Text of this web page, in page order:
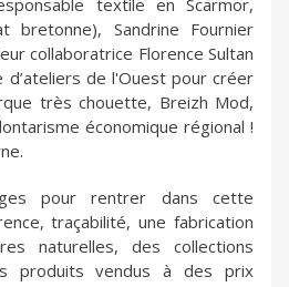
textile en Scarmor,
bretonne), Sandrine Fournier
collaboratrice Florence Sultan
d’ateliers de l'Ouest pour créer
très chouette, Breizh Mod,
économique régional !
pour rentrer dans cette
traçabilité, une fabrication
naturelles, des collections
produits vendus à des prix